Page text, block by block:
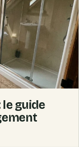
le guide